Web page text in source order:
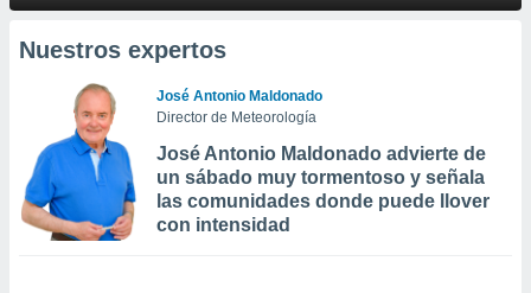
Nuestros expertos
José Antonio Maldonado
Director de Meteorología
José Antonio Maldonado advierte de
un sábado muy tormentoso y señala
las comunidades donde puede llover
con intensidad